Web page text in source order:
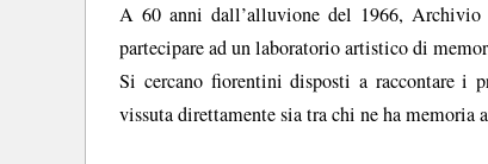
A 60 anni dall’alluvione del 1966,
partecipare ad un laboratorio artistico di
Si cercano fiorentini disposti a raccontare i
vissuta direttamente sia tra chi ne ha